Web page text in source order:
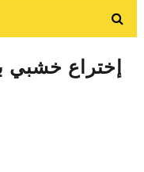
إختراع خشبي